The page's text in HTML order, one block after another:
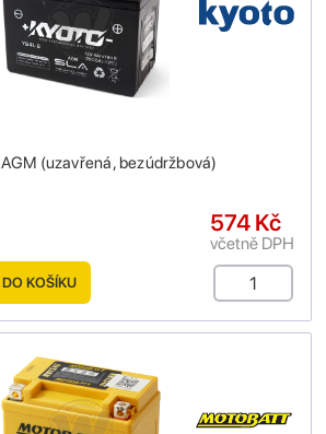
(uzavřená, bezúdržbová)
574 Kč
včetně DPH
KOŠÍKU